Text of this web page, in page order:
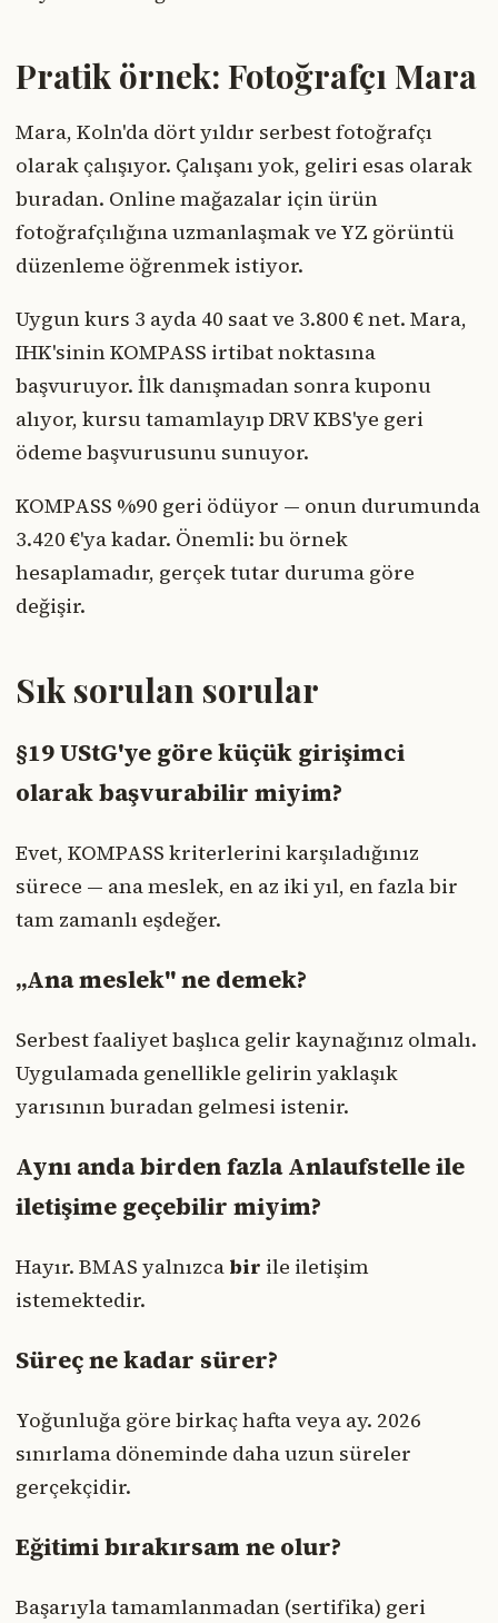
Pratik örnek: Fotoğrafçı Mara
Mara, Koln'da dört yıldır serbest fotoğrafçı
olarak çalışıyor. Çalışanı yok, geliri esas olarak
buradan. Online mağazalar için ürün
fotoğrafçılığına uzmanlaşmak ve YZ görüntü
düzenleme öğrenmek istiyor.
Uygun kurs 3 ayda 40 saat ve 3.800 € net. Mara,
IHK'sinin KOMPASS irtibat noktasına
başvuruyor. İlk danışmadan sonra kuponu
alıyor, kursu tamamlayıp DRV KBS'ye geri
ödeme başvurusunu sunuyor.
KOMPASS %90 geri ödüyor — onun durumunda
3.420 €'ya kadar. Önemli: bu örnek
hesaplamadır, gerçek tutar duruma göre
değişir.
Sık sorulan sorular
§19 UStG'ye göre küçük girişimci
olarak başvurabilir miyim?
Evet, KOMPASS kriterlerini karşıladığınız
sürece — ana meslek, en az iki yıl, en fazla bir
tam zamanlı eşdeğer.
„Ana meslek" ne demek?
Serbest faaliyet başlıca gelir kaynağınız olmalı.
Uygulamada genellikle gelirin yaklaşık
yarısının buradan gelmesi istenir.
Aynı anda birden fazla Anlaufstelle ile
iletişime geçebilir miyim?
Hayır. BMAS yalnızca bir ile iletişim
istemektedir.
Süreç ne kadar sürer?
Yoğunluğa göre birkaç hafta veya ay. 2026
sınırlama döneminde daha uzun süreler
gerçekçidir.
Eğitimi bırakırsam ne olur?
Başarıyla tamamlanmadan (sertifika) geri